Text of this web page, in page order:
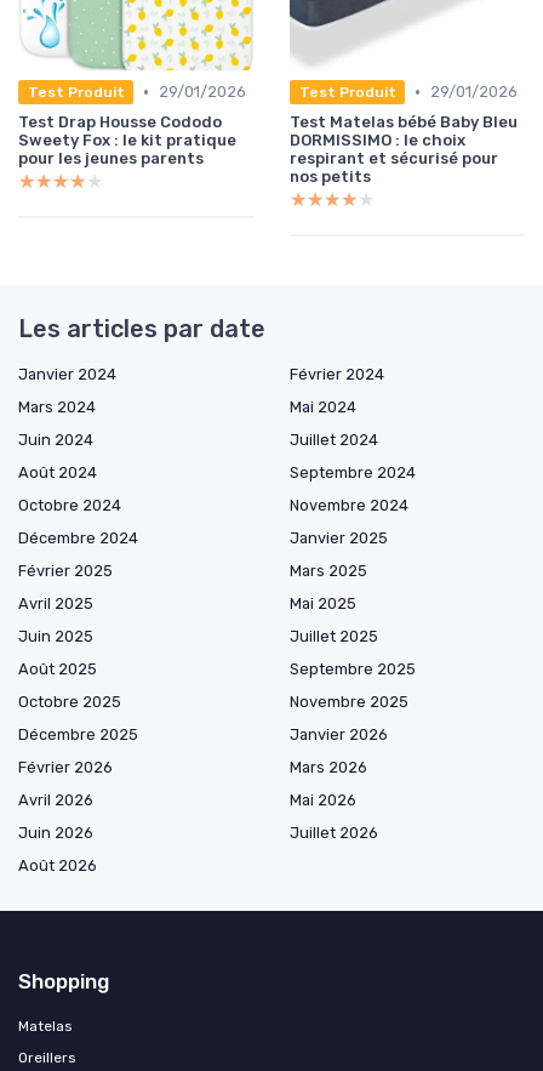
Test Produit •
29/01/2026
Test Drap Housse Cododo
Sweety Fox : le kit pratique
pour les jeunes parents
★★★★★
★★★★★
Test Produit •
29/01/2026
Test Matelas bébé Baby Bleu
DORMISSIMO : le choix
respirant et sécurisé pour
nos petits
★★★★★
★★★★★
Les articles par date
Janvier 2024
Février 2024
Mars 2024
Mai 2024
Juin 2024
Juillet 2024
Août 2024
Septembre 2024
Octobre 2024
Novembre 2024
Décembre 2024
Janvier 2025
Février 2025
Mars 2025
Avril 2025
Mai 2025
Juin 2025
Juillet 2025
Août 2025
Septembre 2025
Octobre 2025
Novembre 2025
Décembre 2025
Janvier 2026
Février 2026
Mars 2026
Avril 2026
Mai 2026
Juin 2026
Juillet 2026
Août 2026
Shopping
Matelas
Oreillers